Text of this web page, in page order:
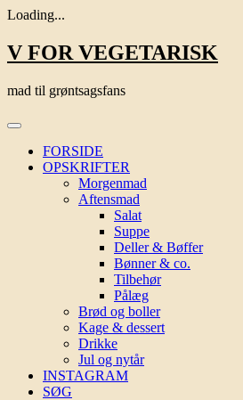
Loading...
Skip
to
V FOR VEGETARISK
mad til grøntsagsfans
FORSIDE
OPSKRIFTER
Morgenmad
Aftensmad
Salat
Suppe
Deller & Bøffer
Bønner & co.
Tilbehør
Pålæg
Brød og boller
Kage & dessert
Drikke
Jul og nytår
INSTAGRAM
SØG